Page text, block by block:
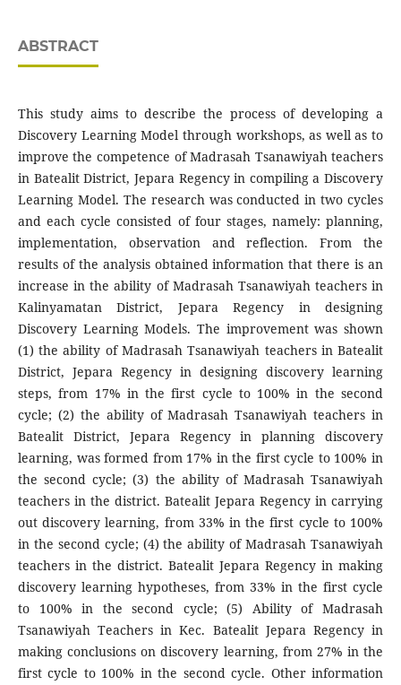
ABSTRACT
This study aims to describe the process of developing a
Discovery Learning Model through workshops, as well as to
improve the competence of Madrasah Tsanawiyah teachers
in Batealit District, Jepara Regency in compiling a Discovery
Learning Model. The research was conducted in two cycles
and each cycle consisted of four stages, namely: planning,
implementation, observation and reflection. From the
results of the analysis obtained information that there is an
increase in the ability of Madrasah Tsanawiyah teachers in
Kalinyamatan District, Jepara Regency in designing
Discovery Learning Models. The improvement was shown
(1) the ability of Madrasah Tsanawiyah teachers in Batealit
District, Jepara Regency in designing discovery learning
steps, from 17% in the first cycle to 100% in the second
cycle; (2) the ability of Madrasah Tsanawiyah teachers in
Batealit District, Jepara Regency in planning discovery
learning, was formed from 17% in the first cycle to 100% in
the second cycle; (3) the ability of Madrasah Tsanawiyah
teachers in the district. Batealit Jepara Regency in carrying
out discovery learning, from 33% in the first cycle to 100%
in the second cycle; (4) the ability of Madrasah Tsanawiyah
teachers in the district. Batealit Jepara Regency in making
discovery learning hypotheses, from 33% in the first cycle
to 100% in the second cycle; (5) Ability of Madrasah
Tsanawiyah Teachers in Kec. Batealit Jepara Regency in
making conclusions on discovery learning, from 27% in the
first cycle to 100% in the second cycle. Other information